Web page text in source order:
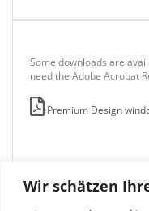
Wir schätzen
Some downloads are
need the Adobe Acrobat
Premium Design